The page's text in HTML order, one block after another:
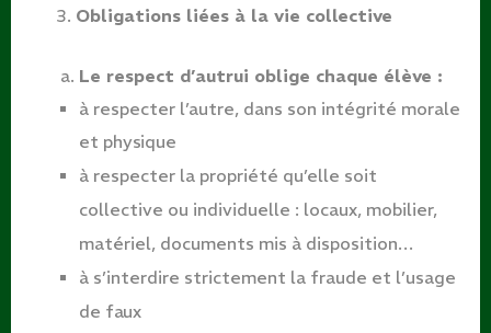
Obligations liées à la vie collective
Le respect d’autrui oblige chaque élève :
à respecter l’autre, dans son intégrité morale
et physique
à respecter la propriété qu’elle soit
collective ou individuelle : locaux, mobilier,
matériel, documents mis à disposition…
à s’interdire strictement la fraude et l’usage
de faux